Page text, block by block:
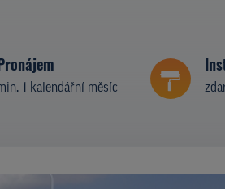
1 kalendářní měsíc